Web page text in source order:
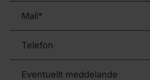
Mail(Obligatoriskt)
Telefon
Eventuellt meddelande